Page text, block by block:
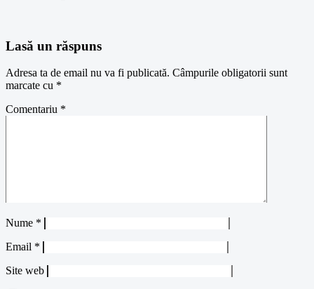
Lasă un răspuns
Adresa ta de email nu va fi publicată. Câmpurile obligatorii sunt
marcate cu *
Comentariu *
Nume *
Email *
Site web